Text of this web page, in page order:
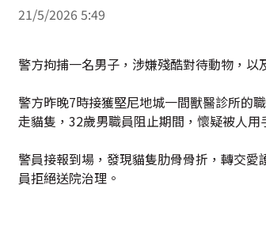
21/5/2026 5:49
警方拘捕一名男子，涉嫌殘酷對待動物，以
警方昨晚7時接獲堅尼地城一間獸醫診所的
走貓隻，32歲男職員阻止期間，懷疑被人用
警員接報到場，發現貓隻肋骨骨折，轉交
員拒絕送院治理。